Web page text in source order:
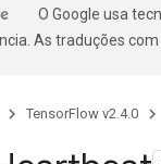
O Google usa
As traduções com
TensorFlow v2.4.0